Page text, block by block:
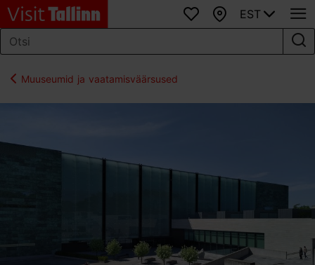
Lemmikud
Kaart
EST
Muuseumid ja vaatamisväärsused